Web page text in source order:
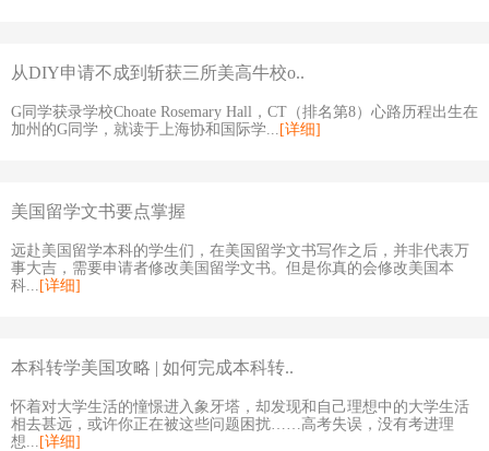
从DIY申请不成到斩获三所美高牛校o..
G同学获录学校Choate Rosemary Hall，CT（排名第8）心路历程出生在
加州的G同学，就读于上海协和国际学... [详细]
美国留学文书要点掌握
远赴美国留学本科的学生们，在美国留学文书写作之后，并非代表万
事大吉，需要申请者修改美国留学文书。但是你真的会修改美国本
科... [详细]
本科转学美国攻略 | 如何完成本科转..
怀着对大学生活的憧憬进入象牙塔，却发现和自己理想中的大学生活
相去甚远，或许你正在被这些问题困扰……高考失误，没有考进理
想... [详细]